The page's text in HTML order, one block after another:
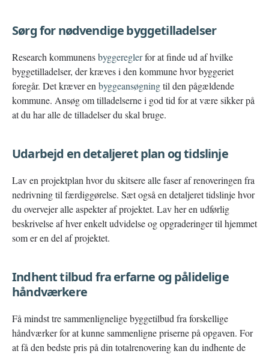
Sørg for nødvendige byggetilladelser
Research kommunensbyggereglerfor at finde ud af hvilke
byggetilladelser, der kræves i den kommune hvor byggeriet
foregår. Det kræver en byggeansøgningtil den pågældende
kommune. Ansøg om tilladelserne i god tid for at være sikker på
at du har alle de tilladelser du skal bruge.
Udarbejd en detaljeret plan og tidslinje
Lav en projektplan hvor du skitsere alle faser af renoveringen fra
nedrivning til færdiggørelse. Sæt også en detaljeret tidslinje hvor
du overvejer alle aspekter af projektet. Lav her en udførlig
beskrivelse af hver enkelt udvidelse og opgraderinger til hjemmet
som er en del af projektet.
Indhent tilbud fra erfarne og pålidelige
håndværkere
Få mindst tre sammenlignelige byggetilbud fra forskellige
håndværker for at kunne sammenligne priserne på opgaven. For
at få den bedste pris på din totalrenovering kan du indhente de